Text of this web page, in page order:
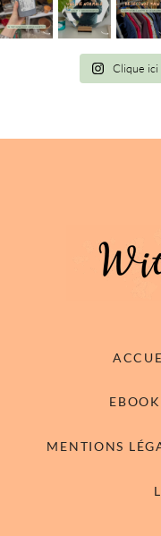
Clique
MENTIONS